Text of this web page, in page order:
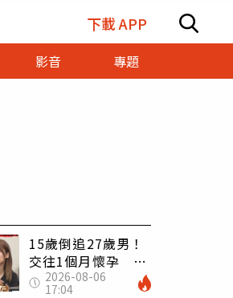
下載 APP
影音
專題
15歲倒追27歲男！
交往1個月懷孕 36
歲當阿嬤故事曝光
2026-08-06
17:04